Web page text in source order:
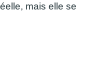
mais elle se